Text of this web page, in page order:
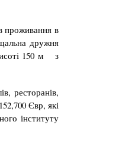
проживання в
дружня
150 м з
ресторанів,
Євр, які
інституту